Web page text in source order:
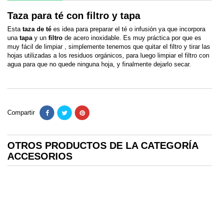
Taza para té con filtro y tapa
Esta taza de té es idea para preparar el té o infusión ya que incorpora
una tapay un filtro de acero inoxidable. Es muy práctica por que es
muy fácil de limpiar , simplemente tenemos que quitar el filtro y tirar las
hojas utilizadas a los residuos orgánicos, para luego limpiar el filtro con
agua para que no quede ninguna hoja, y finalmente dejarlo secar.
Compartir
OTROS PRODUCTOS DE LA CATEGORÍA
ACCESORIOS